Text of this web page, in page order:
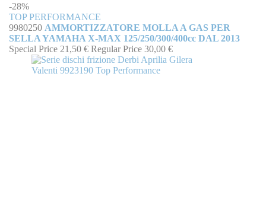
-28%
TOP PERFORMANCE
9980250 AMMORTIZZATORE MOLLA A GAS PER
SELLA YAMAHA X-MAX 125/250/300/400cc DAL 2013
Special Price 21,50 € Regular Price 30,00 €